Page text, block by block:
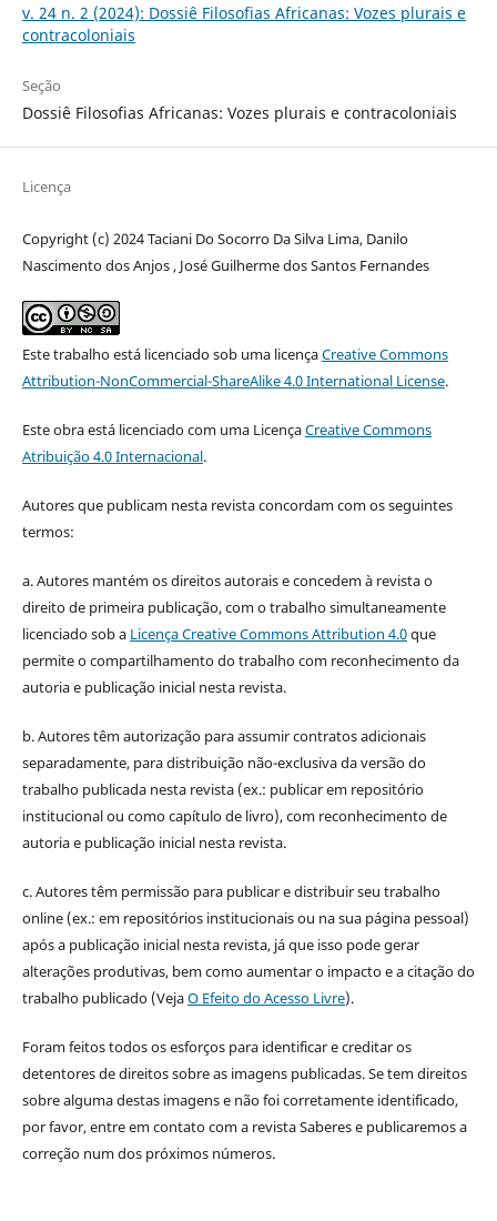
v. 24 n. 2 (2024): Dossiê Filosofias Africanas: Vozes plurais e
contracoloniais
Seção
Dossiê Filosofias Africanas: Vozes plurais e contracoloniais
Licença
Copyright (c) 2024 Taciani Do Socorro Da Silva Lima, Danilo
Nascimento dos Anjos , José Guilherme dos Santos Fernandes
Este trabalho está licenciado sob uma licençaCreative Commons
Attribution-NonCommercial-ShareAlike 4.0 International License.
Este obra está licenciado com uma LicençaCreative Commons
Atribuição 4.0 Internacional.
Autores que publicam nesta revista concordam com os seguintes
termos:
a. Autores mantém os direitos autorais e concedem à revista o
direito de primeira publicação, com o trabalho simultaneamente
licenciado sob a Licença Creative Commons Attribution 4.0que
permite o compartilhamento do trabalho com reconhecimento da
autoria e publicação inicial nesta revista.
b. Autores têm autorização para assumir contratos adicionais
separadamente, para distribuição não-exclusiva da versão do
trabalho publicada nesta revista (ex.: publicar em repositório
institucional ou como capítulo de livro), com reconhecimento de
autoria e publicação inicial nesta revista.
c. Autores têm permissão para publicar e distribuir seu trabalho
online (ex.: em repositórios institucionais ou na sua página pessoal)
após a publicação inicial nesta revista, já que isso pode gerar
alterações produtivas, bem como aumentar o impacto e a citação do
trabalho publicado (VejaO Efeito do Acesso Livre).
Foram feitos todos os esforços para identificar e creditar os
detentores de direitos sobre as imagens publicadas. Se tem direitos
sobre alguma destas imagens e não foi corretamente identificado,
por favor, entre em contato com a revista Saberes e publicaremos a
correção num dos próximos números.